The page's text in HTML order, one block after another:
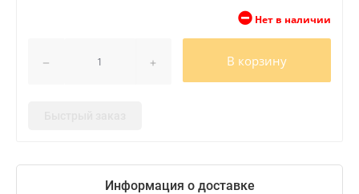
Нет в наличии
В корзину
Информация о доставке